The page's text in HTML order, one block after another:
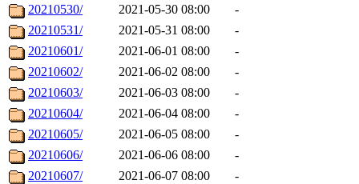
20210530/
2021-05-30 08:00
-
20210531/
2021-05-31 08:00
-
20210601/
2021-06-01 08:00
-
20210602/
2021-06-02 08:00
-
20210603/
2021-06-03 08:00
-
20210604/
2021-06-04 08:00
-
20210605/
2021-06-05 08:00
-
20210606/
2021-06-06 08:00
-
20210607/
2021-06-07 08:00
-